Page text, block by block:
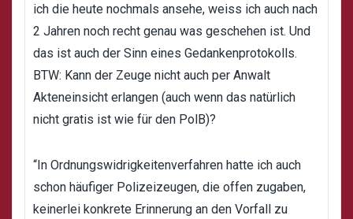
ich die heute nochmals ansehe, weiss ich auch nach
2 Jahren noch recht genau was geschehen ist. Und
das ist auch der Sinn eines Gedankenprotokolls.
BTW: Kann der Zeuge nicht auch per Anwalt
Akteneinsicht erlangen (auch wenn das natürlich
nicht gratis ist wie für den PolB)?
“In Ordnungswidrigkeitenverfahren hatte ich auch
schon häufiger Polizeizeugen, die offen zugaben,
keinerlei konkrete Erinnerung an den Vorfall zu